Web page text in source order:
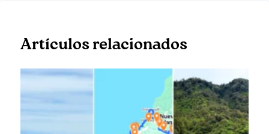
Artículos relacionados